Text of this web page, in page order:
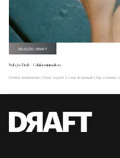
SELEÇÃO DRAFT
Seleção Draft – Celular minimalista
Celular minimalista | Carne vegetal é coisa do passado | Gig economy